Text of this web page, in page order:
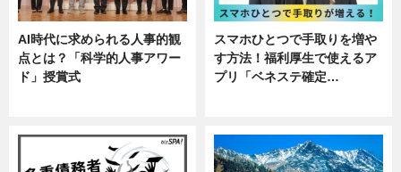
AI時代に求められる人事的観
点とは？「科学的人事アワー
ド」授賞式
スマホひとつで手取りを増や
す方法！福利厚生で使えるア
プリ「ベネステ確定…